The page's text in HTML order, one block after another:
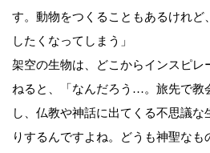
す。動物をつくることもあるけれど
したくなってしまう」
架空の生物は、どこからインスピレ
ねると、「なんだろう…。旅先で教
し、仏教や神話に出てくる不思議な
りするんですよね。どうも神聖な